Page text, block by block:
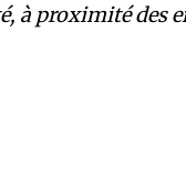
à proximité des